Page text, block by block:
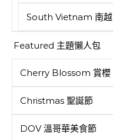
South Vietnam 南越
Featured 主題懶人包
Cherry Blossom 賞櫻
Christmas 聖誕節
DOV 溫哥華美食節